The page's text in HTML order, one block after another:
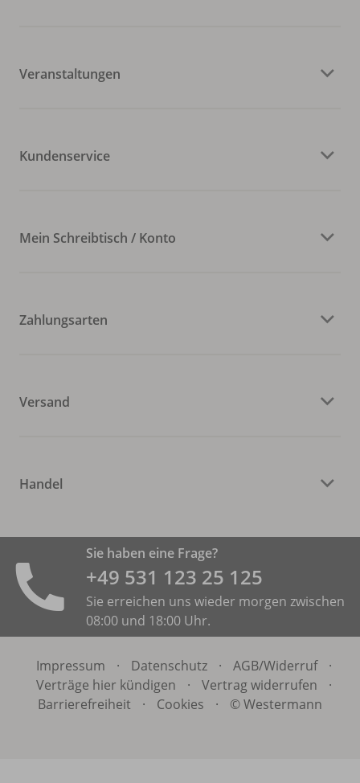
Veranstaltungen
Kundenservice
Mein Schreibtisch / Konto
Zahlungsarten
Versand
Handel
Sie haben eine Frage?
+49 531 ­123 25 125
Sie erreichen uns wieder morgen zwischen
08:00 und 18:00 Uhr.
Impressum · Datenschutz · AGB/Widerruf
·
Verträge hier kündigen
· Vertrag widerrufen
·
Barrierefreiheit
· Cookies · © Westermann